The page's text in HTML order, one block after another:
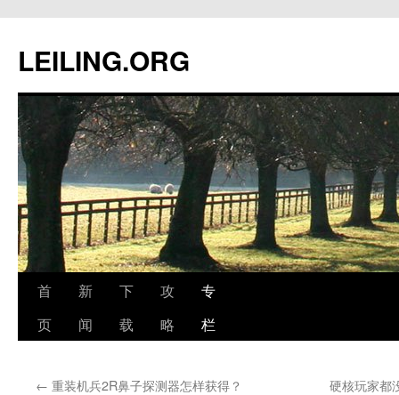
文
LEILING.ORG
首
页
新
闻
下
载
攻
略
专
栏
← 重装机兵2R鼻子探测器怎样获得？ 硬核玩家都